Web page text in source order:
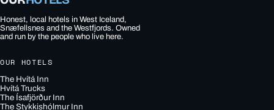
Honest, local hotels in West Iceland,
Snæfellsnes and the Westfjords. Owned
and run by the people who live here.
OUR HOTELS
The Hvítá Inn
Hvítá Trucks
The Ísafjörður Inn
The Stykkishólmur Inn